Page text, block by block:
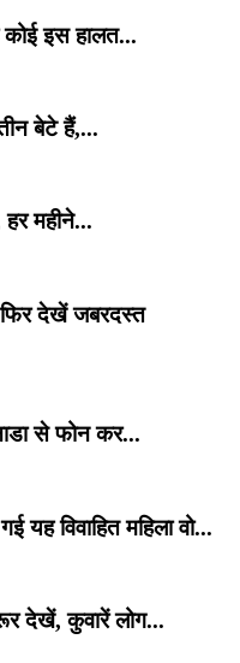
कोई इस हालत...
बेटे हैं,...
महीने...
देखें जबरदस्त
से फोन कर...
यह विवाहित महिला वो...
देखें, कुवारें लोग...